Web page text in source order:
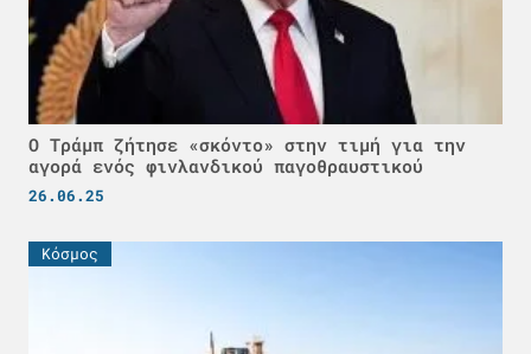
Ο Τράμπ ζήτησε «σκόντο» στην τιμή για την
αγορά ενός φινλανδικού παγοθραυστικού
26.06.25
Κόσμος